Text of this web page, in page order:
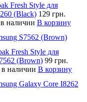
Fresh Style для
(Black) 129 грн.
наличии В корзину
S7562 (Brown)
Fresh Style для
(Brown) 99 грн.
в наличии В корзину
Galaxy Core I8262